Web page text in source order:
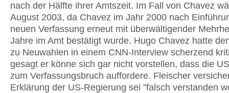
nach der Hälfte ihrer Amtszeit. Im Fall von Chavez
August 2003, da Chavez im Jahr 2000 nach
neuen Verfassung erneut mit überwältigender
Jahre im Amt bestätigt wurde. Hugo Chavez hatte
zu Neuwahlen in einem CNN-Interview scherzend
gesagt er könne sich gar nicht vorstellen, dass die
zum Verfassungsbruch auffordere. Fleischer
Erklärung der US-Regierung sei ”falsch verstanden